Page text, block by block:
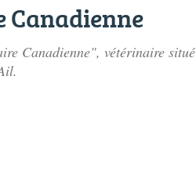
Canadienne", vétérinaire situé